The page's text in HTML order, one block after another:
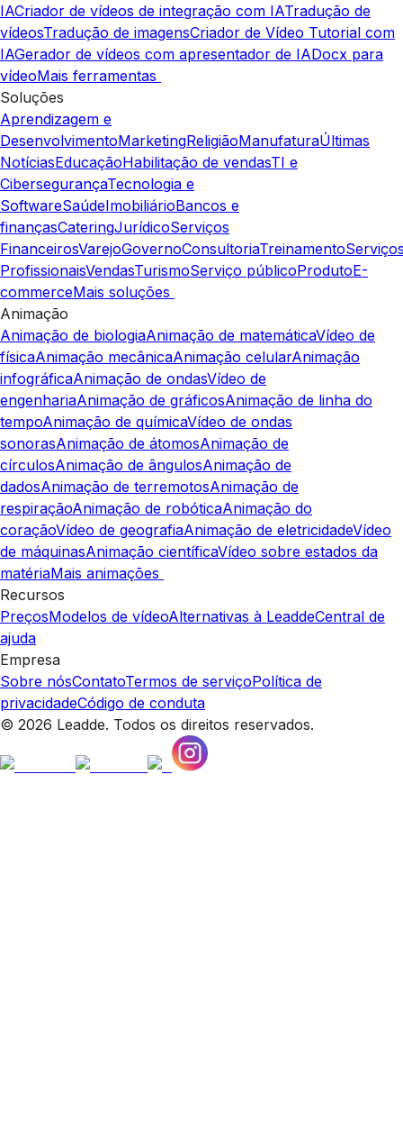
IACriador de vídeos de integração com IATradução de
vídeosTradução de imagensCriador de Vídeo Tutorial com
IAGerador de vídeos com apresentador de IADocx para
vídeoMais ferramentas
Soluções
Aprendizagem e
DesenvolvimentoMarketingReligiãoManufaturaÚltimas
NotíciasEducaçãoHabilitação de vendasTI e
CibersegurançaTecnologia e
SoftwareSaúdeImobiliárioBancos e
finançasCateringJurídicoServiços
FinanceirosVarejoGovernoConsultoriaTreinamento
ProfissionaisVendasTurismoServiço públicoProdutoE-
commerceMais soluções
Animação
Animação de biologiaAnimação de matemáticaVídeo de
físicaAnimação mecânicaAnimação celularAnimação
infográficaAnimação de ondasVídeo de
engenhariaAnimação de gráficosAnimação de linha do
tempoAnimação de químicaVídeo de ondas
sonorasAnimação de átomosAnimação de
círculosAnimação de ângulosAnimação de
dadosAnimação de terremotosAnimação de
respiraçãoAnimação de robóticaAnimação do
coraçãoVídeo de geografiaAnimação de eletricidadeVídeo
de máquinasAnimação científicaVídeo sobre estados da
matériaMais animações
Recursos
PreçosModelos de vídeoAlternativas à LeaddeCentral de
ajuda
Empresa
Sobre nósContatoTermos de serviçoPolítica de
privacidadeCódigo de conduta
© 2026 Leadde. Todos os direitos reservados.